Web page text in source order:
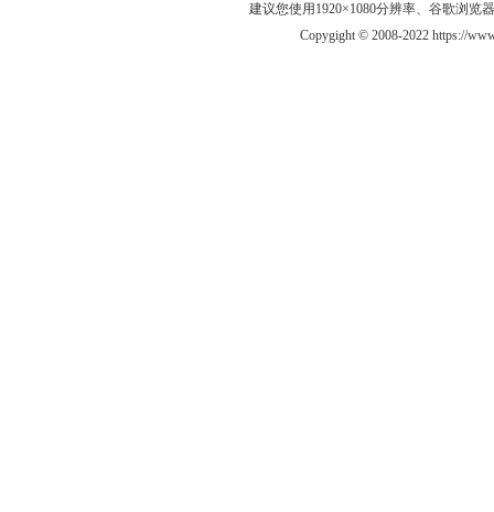
建议您使用1920×1080分辨率、谷歌浏览
Copygight © 2008-2022 https://